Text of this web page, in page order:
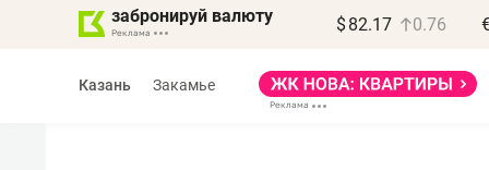
забронируй валюту $ 82.17 0.76
Казань Закамье